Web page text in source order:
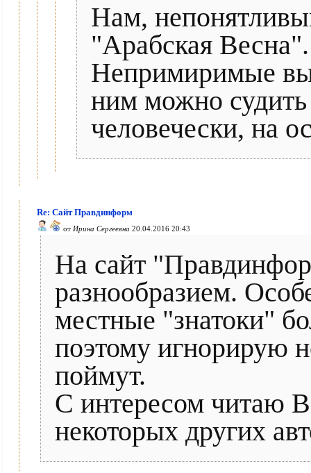
Нам,
"Арабская
Непримиримые
ним можно
человечески, на
Re: Сайт Правдинформ
от Ирина Сергеевна 20.04.2016 20:43
На сайт
разнообразием.
местные "знатоки"
поэтому игнорирую
поймут.
С интересом читаю
некоторых других